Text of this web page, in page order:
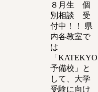
８月生 個
別相談 受
付中！！ 県
内各教室で
は
「KATEKYO
予備校」と
して、大学
受験に向け